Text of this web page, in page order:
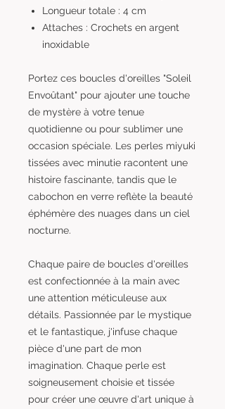
Longueur totale : 4 cm
Attaches : Crochets en argent
inoxidable
Portez ces boucles d'oreilles "Soleil
Envoûtant" pour ajouter une touche
de mystère à votre tenue
quotidienne ou pour sublimer une
occasion spéciale. Les perles miyuki
tissées avec minutie racontent une
histoire fascinante, tandis que le
cabochon en verre reflète la beauté
éphémère des nuages dans un ciel
nocturne.
Chaque paire de boucles d'oreilles
est confectionnée à la main avec
une attention méticuleuse aux
détails. Passionnée par le mystique
et le fantastique, j'infuse chaque
pièce d'une part de mon
imagination. Chaque perle est
soigneusement choisie et tissée
pour créer une œuvre d'art unique à